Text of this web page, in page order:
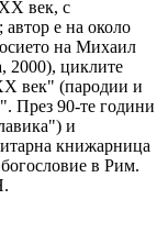
век, с
е на около
на Михаил
2000), циклите
век" (пародии и
През 90-те години
и
книжарница
в Рим.